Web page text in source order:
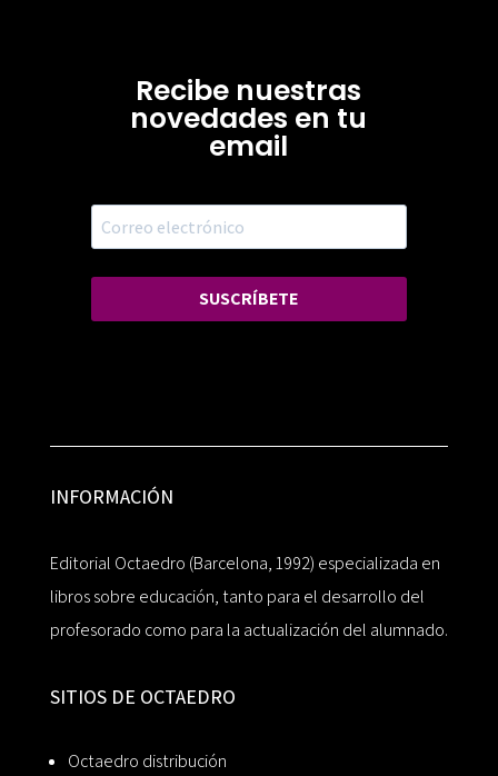
Recibe nuestras
novedades en tu
email
SUSCRÍBETE
INFORMACIÓN
Editorial Octaedro (Barcelona, 1992) especializada en
libros sobre educación, tanto para el desarrollo del
profesorado como para la actualización del alumnado.
SITIOS DE OCTAEDRO
Octaedro distribución